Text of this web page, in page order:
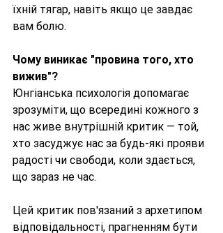
їхній тягар, навіть якщо це завдає
вам болю.
Чому виникає "провина того, хто
вижив"?
Юнгіанська психологія допомагає
зрозуміти, що всередині кожного з
нас живе внутрішній критик — той,
хто засуджує нас за будь-які прояви
радості чи свободи, коли здається,
що зараз не час.
Цей критик пов'язаний з архетипом
відповідальності, прагненням бути